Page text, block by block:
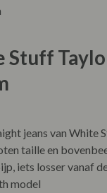
Stuff
jeans van White
taille en
iets losser vanaf
model